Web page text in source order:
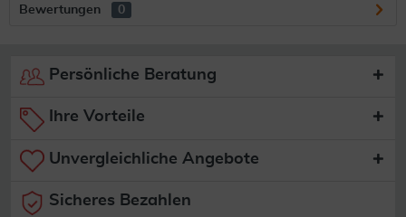
Bewertungen 0
Persönliche Beratung
Ihre Vorteile
Unvergleichliche Angebote
Sicheres Bezahlen